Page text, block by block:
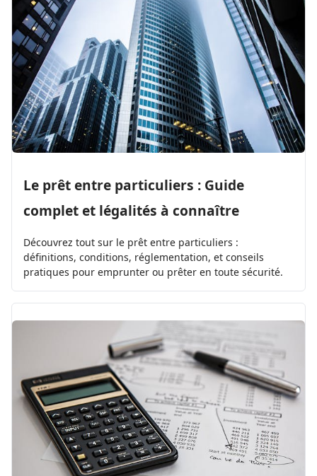
Le prêt entre particuliers : Guide
complet et légalités à connaître
Découvrez tout sur le prêt entre particuliers :
définitions, conditions, réglementation, et conseils
pratiques pour emprunter ou prêter en toute sécurité.